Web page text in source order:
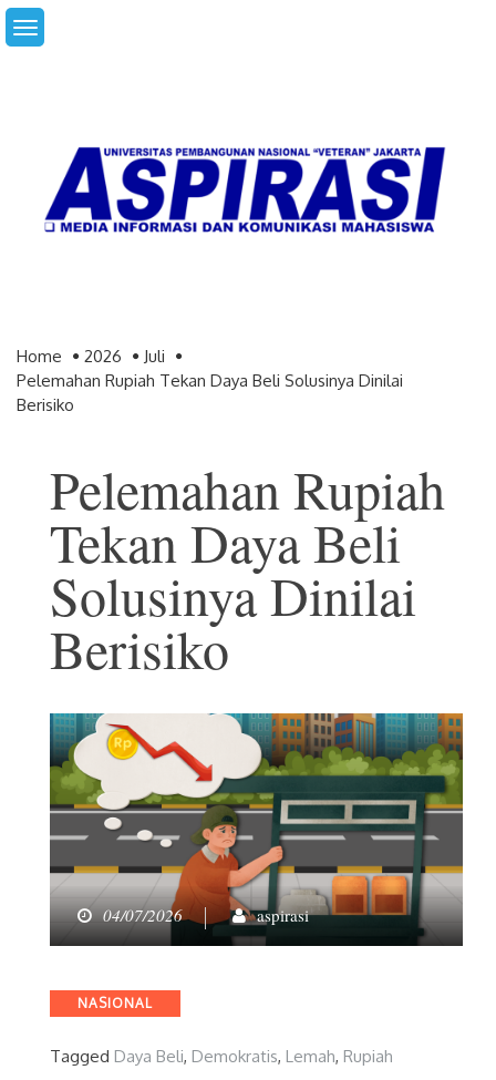
Skip
to
Home 2026
Juli
Pelemahan Rupiah Tekan Daya Beli Solusinya Dinilai
Berisiko
Pelemahan Rupiah
Tekan Daya Beli
Solusinya Dinilai
Berisiko
04/07/2026 aspirasi
Categories
NASIONAL
Tagged Daya Beli, Demokratis, Lemah, Rupiah